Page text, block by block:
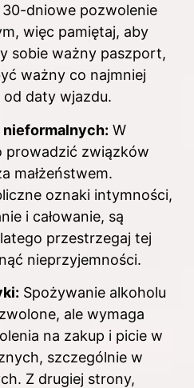
dniowe pozwolenie
więc pamiętaj, aby
sobie ważny paszport,
ważny co najmniej
daty wjazdu.
nieformalnych: W
prowadzić związków
małżeństwem.
oznaki intymności,
i całowanie, są
przestrzegaj tej
nieprzyjemności.
Spożywanie alkoholu
ale wymaga
na zakup i picie w
szczególnie w
Z drugiej strony,